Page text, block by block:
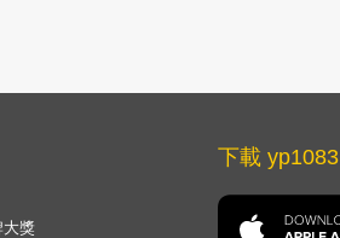
大獎
下載 yp1083